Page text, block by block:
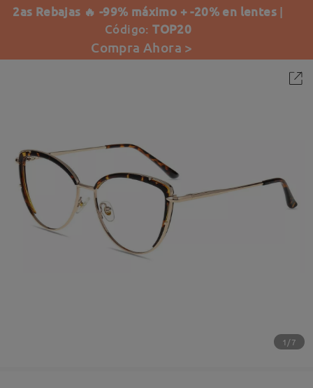
2as Rebajas 🔥 -99% máximo + -20% en lentes |
Código:TOP20
Compra Ahora >
1/7